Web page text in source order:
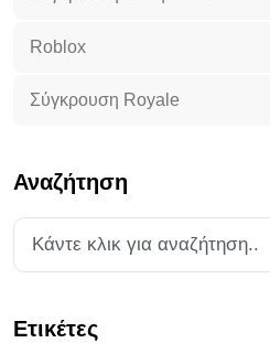
Roblox
Σύγκρουση Royale
Αναζήτηση
Ετικέτες